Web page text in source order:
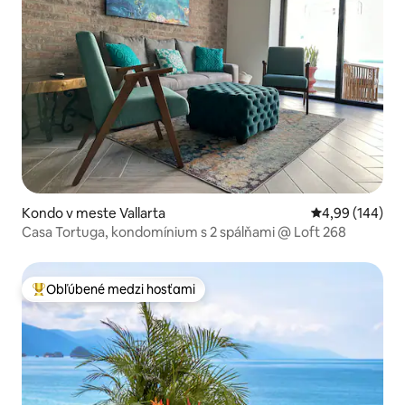
Kondo v meste Vallarta Priemerné
4,99 (144)
Casa Tortuga, kondomínium s 2 spálňami @ Loft 268
Najobľúbenejšie medzi hosťami
Obľúbené medzi hosťami